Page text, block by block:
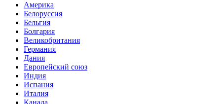
Америка
Белоруссия
Бельгия
Болгария
Великобритания
Германия
Дания
Европейский союз
Индия
Испания
Италия